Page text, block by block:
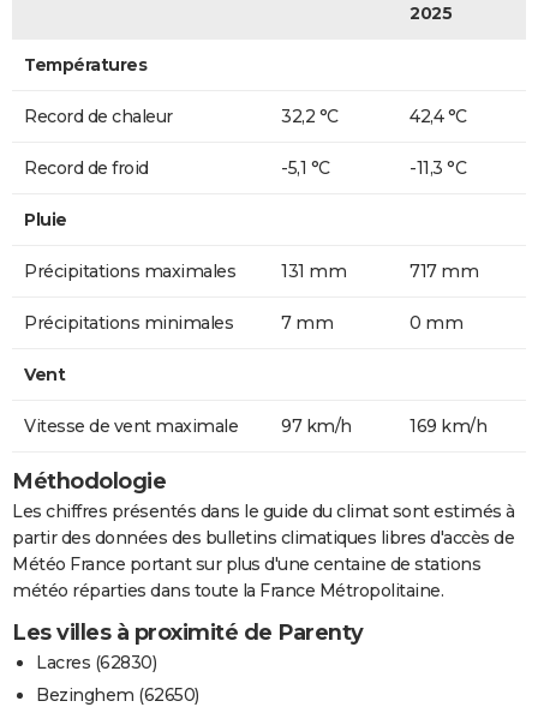
2025
Températures
Record de chaleur 32,2 °C 42,4 °C
Record de froid -5,1 °C -11,3 °C
Pluie
Précipitations maximales 131 mm 717 mm
Précipitations minimales 7 mm 0 mm
Vent
Vitesse de vent maximale 97 km/h 169 km/h
Méthodologie
Les chiffres présentés dans le guide du climat sont estimés à
partir des données des bulletins climatiques libres d'accès de
Météo France portant sur plus d'une centaine de stations
météo réparties dans toute la France Métropolitaine.
Les villes à proximité de Parenty
Lacres (62830)
Bezinghem (62650)